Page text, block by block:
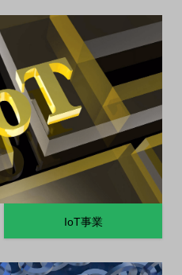
IoT事業